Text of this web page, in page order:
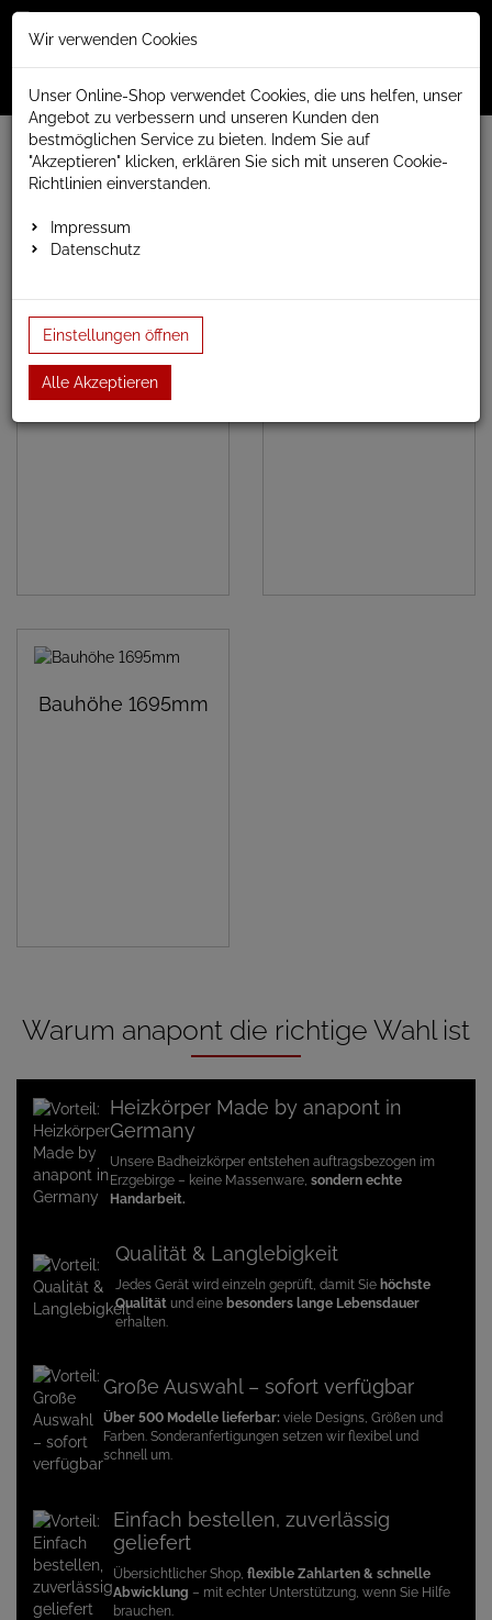
Menü
www.anapont.eu
elektrischer Badheizkörper
Warp T Badheizkörper elektrisch
Baubreite 600mm
Bauhöhe 655mm
Bauhöhe 1695mm
Warum anapont die richtige Wahl ist
Heizkörper Made by anapont in
Germany
Unsere Badheizkörper entstehen auftragsbezogen im
Erzgebirge – keine Massenware, sondern echte
Handarbeit.
Qualität & Langlebigkeit
Jedes Gerät wird einzeln geprüft, damit Sie höchste
Qualität und eine besonders lange Lebensdauer
erhalten.
Große Auswahl – sofort verfügbar
Über 500 Modelle lieferbar: viele Designs, Größen und
Farben. Sonderanfertigungen setzen wir flexibel und
schnell um.
Einfach bestellen, zuverlässig
geliefert
Übersichtlicher Shop, flexible Zahlarten & schnelle
Abwicklung – mit echter Unterstützung, wenn Sie Hilfe
brauchen.
Wir verwenden Cookies
Unser Online-Shop verwendet Cookies, die uns helfen, unser
Angebot zu verbessern und unseren Kunden den
bestmöglichen Service zu bieten. Indem Sie auf
"Akzeptieren" klicken, erklären Sie sich mit unseren Cookie-
Richtlinien einverstanden.
Impressum
Datenschutz
Einstellungen öffnen
Alle Akzeptieren